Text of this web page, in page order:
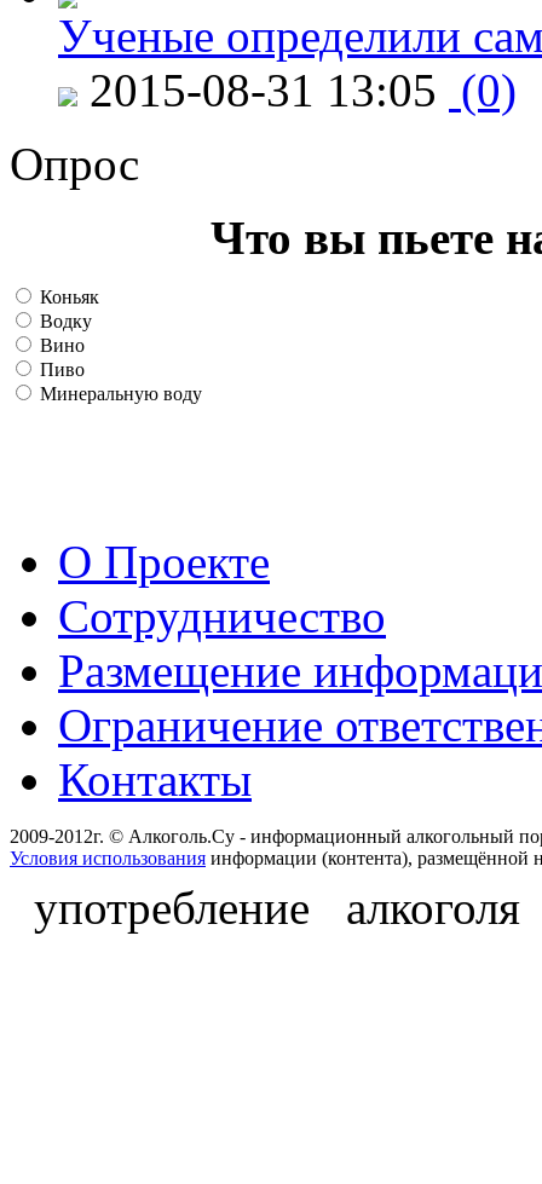
Ученые определили
2015-08-31 13:05 (0)
Опрос
Что вы пьете
Коньяк
Водку
Вино
Пиво
Минеральную воду
О Проекте
Сотрудничество
Размещение
Ограничение
Контакты
2009-2012г. © Алкоголь.Су - информационный алкогольный
Условия использования информации (контента), размещённой
употребление